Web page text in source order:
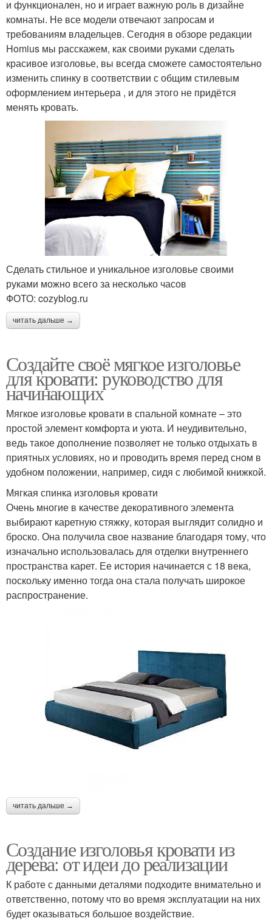
и функционален, но и играет важную роль в дизайне
комнаты. Не все модели отвечают запросам и
требованиям владельцев. Сегодня в обзоре редакции
Homius мы расскажем, как своими руками сделать
красивое изголовье, вы всегда сможете самостоятельно
изменить спинку в соответствии с общим стилевым
оформлением интерьера , и для этого не придётся
менять кровать.
Сделать стильное и уникальное изголовье своими
руками можно всего за несколько часов
ФОТО: cozyblog.ru
читать дальше →
Создайте своё мягкое изголовье
для кровати: руководство для
начинающих
Мягкое изголовье кровати в спальной комнате – это
простой элемент комфорта и уюта. И неудивительно,
ведь такое дополнение позволяет не только отдыхать в
приятных условиях, но и проводить время перед сном в
удобном положении, например, сидя с любимой книжкой.
Мягкая спинка изголовья кровати
Очень многие в качестве декоративного элемента
выбирают каретную стяжку, которая выглядит солидно и
броско. Она получила свое название благодаря тому, что
изначально использовалась для отделки внутреннего
пространства карет. Ее история начинается с 18 века,
поскольку именно тогда она стала получать широкое
распространение.
читать дальше →
Создание изголовья кровати из
дерева: от идеи до реализации
К работе с данными деталями подходите внимательно и
ответственно, потому что во время эксплуатации на них
будет оказываться большое воздействие.